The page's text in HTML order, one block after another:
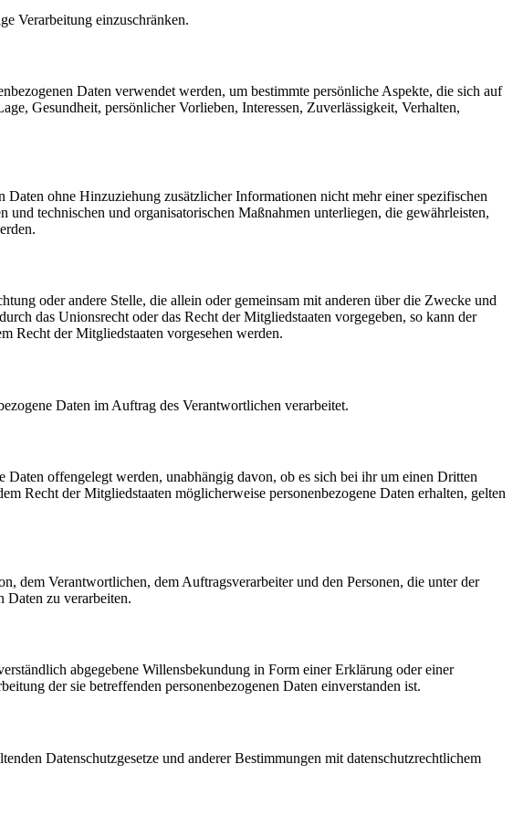
Verarbeitung einzuschränken.
Daten verwendet werden, um bestimmte persönliche Aspekte, die sich auf
Gesundheit, persönlicher Vorlieben, Interessen, Zuverlässigkeit, Verhalten,
ohne Hinzuziehung zusätzlicher Informationen nicht mehr einer spezifischen
technischen und organisatorischen Maßnahmen unterliegen, die gewährleisten,
oder andere Stelle, die allein oder gemeinsam mit anderen über die Zwecke und
das Unionsrecht oder das Recht der Mitgliedstaaten vorgegeben, so kann der
Recht der Mitgliedstaaten vorgesehen werden.
Daten im Auftrag des Verantwortlichen verarbeitet.
offengelegt werden, unabhängig davon, ob es sich bei ihr um einen Dritten
Recht der Mitgliedstaaten möglicherweise personenbezogene Daten erhalten, gelten
dem Verantwortlichen, dem Auftragsverarbeiter und den Personen, die unter der
Daten zu verarbeiten.
abgegebene Willensbekundung in Form einer Erklärung oder einer
der sie betreffenden personenbezogenen Daten einverstanden ist.
Datenschutzgesetze und anderer Bestimmungen mit datenschutzrechtlichem